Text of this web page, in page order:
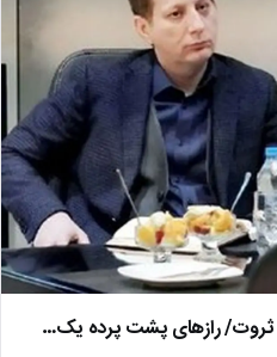
ثروت/ رازهای پشت پرده یک…